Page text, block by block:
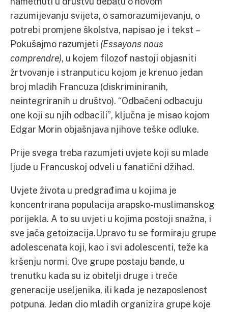
razumijevanju svijeta, o samorazumijevanju, o
potrebi promjene školstva, napisao je i tekst –
Pokušajmo razumjeti (Essayons nous
comprendre), u kojem filozof nastoji objasniti
žrtvovanje i stranputicu kojom je krenuo jedan
broj mladih Francuza (diskriminiranih,
neintegriranih u društvo). “Odbačeni odbacuju
one koji su njih odbacili”, ključna je misao kojom
Edgar Morin objašnjava njihove teške odluke.
Prije svega treba razumjeti uvjete koji su mlade
ljude u Francuskoj odveli u fanatični džihad.
Uvjete života u predgrađima u kojima je
koncentrirana populacija arapsko-muslimanskog
porijekla. A to su uvjeti u kojima postoji snažna, i
sve jača getoizacija.Upravo tu se formiraju grupe
adolescenata koji, kao i svi adolescenti, teže ka
kršenju normi. Ove grupe postaju bande, u
trenutku kada su iz obitelji druge i treće
generacije useljenika, ili kada je nezaposlenost
potpuna. Jedan dio mladih organizira grupe koje